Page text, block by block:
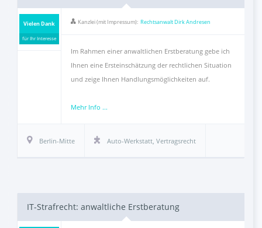
Vielen Dank
für Ihr Interesse
Kanzlei (mit Impressum): Rechtsanwalt Dirk Andresen
Im Rahmen einer anwaltlichen Erstberatung gebe ich
Ihnen eine Ersteinschätzung der rechtlichen Situation
und zeige Ihnen Handlungsmöglichkeiten auf.
Mehr Info ...
Berlin-Mitte Auto-Werkstatt, Vertragsrecht
IT-Strafrecht: anwaltliche Erstberatung